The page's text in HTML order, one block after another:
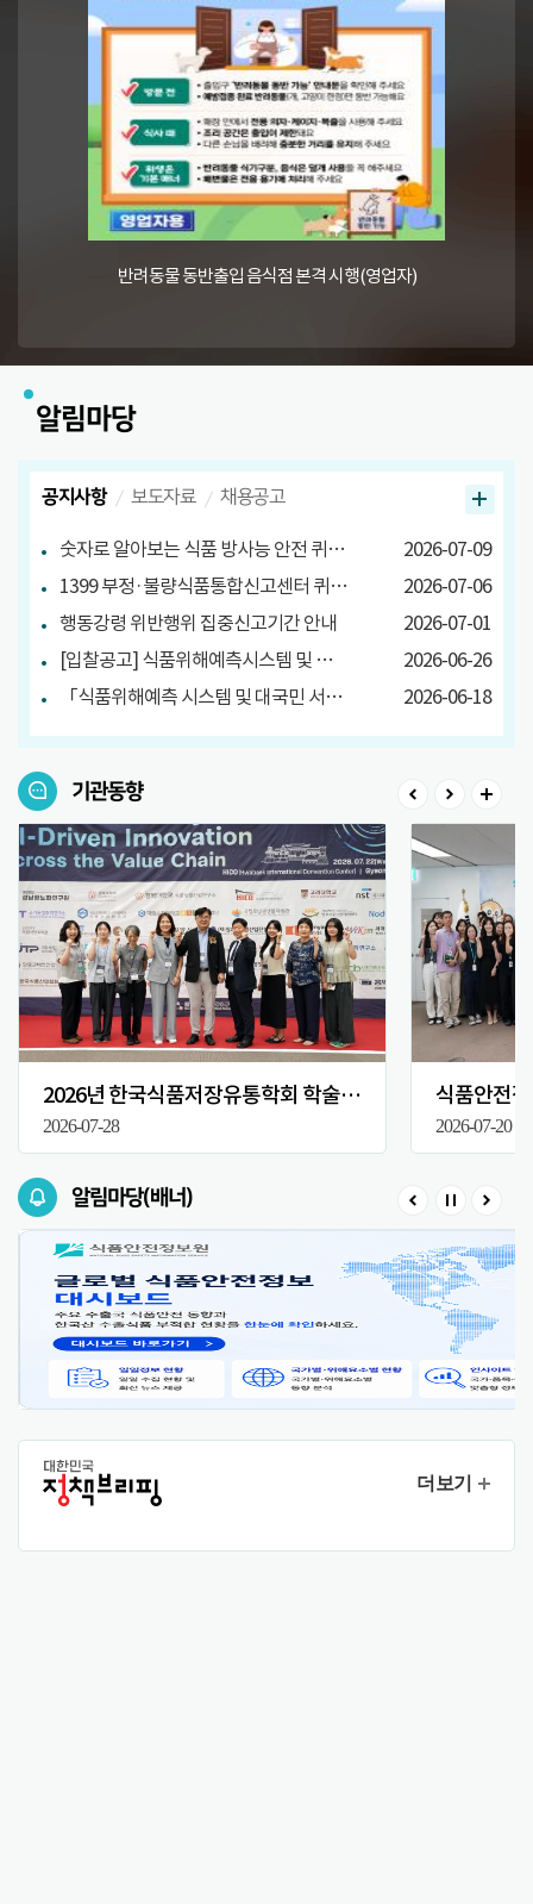
반려동물 동반출입 음식점 본격 시행(영업자)
알림마당
공지사항
숫자로 알아보는 식품 방사능 안전 퀴즈 당첨자 발표
2026-07-09
1399 부정·불량식품통합신고센터 퀴즈 이벤트 당첨자 발표
2026-07-06
행동강령 위반행위 집중신고기간 안내
2026-07-01
[입찰공고] 식품위해예측시스템 및 대국민 서비스 구축
2026-06-26
「식품위해예측 시스템 및 대국민 서비스 구축」소프트웨어사업 영향평가 결과서 공고
2026-06-18
보도자료 채용공고
기관동향
2026년 한국식품저장유통학회 학술대회
2026-07-28
식품안전
2026-07-20
알림마당(배너)